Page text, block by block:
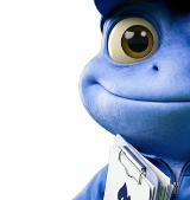
TURKMENISTAN